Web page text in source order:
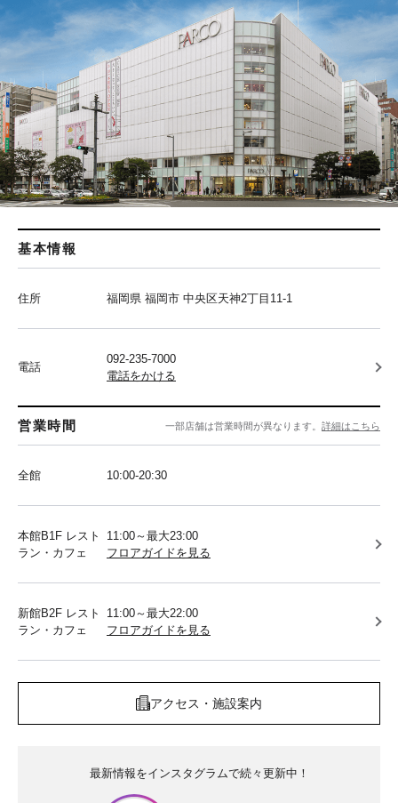
基本情報
住所 福岡県 福岡市 中央区天神2丁目11-1
電話
092-235-7000
電話をかける
営業時間 一部店舗は営業時間が異なります。 詳細はこちら
全館 10:00-20:30
本館B1F レスト
ラン・カフェ
11:00～最大23:00
フロアガイドを見る
新館B2F レスト
ラン・カフェ
11:00～最大22:00
フロアガイドを見る
アクセス・施設案内
最新情報をインスタグラムで続々更新中！